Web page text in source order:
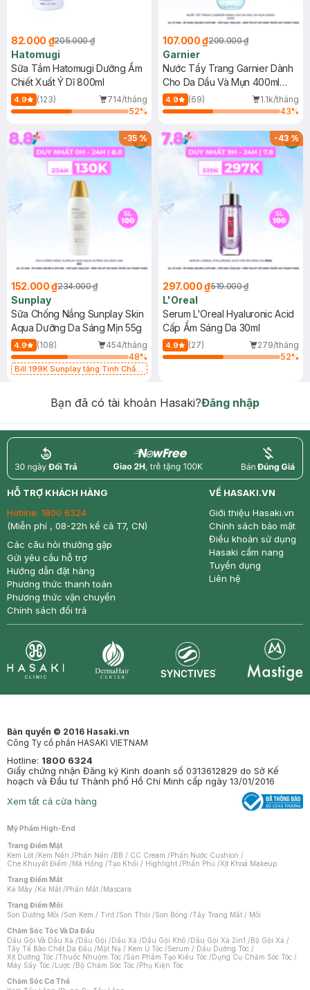
82.000 ₫205.000 ₫
Hatomugi
Sữa Tắm Hatomugi Dưỡng Ẩm
Chiết Xuất Ý Dĩ 800ml
4.9 (123)
714/tháng
52%
107.000 ₫209.000 ₫
Garnier
Nước Tẩy Trang Garnier Dành
Cho Da Dầu Và Mụn 400ml
(Mới)
4.9 (69)
1.1k/tháng
43%
-35%
152.000 ₫234.000 ₫
Sunplay
Sữa Chống Nắng Sunplay Skin
Aqua Dưỡng Da Sáng Mịn 55g
4.9 (108)
454/tháng
48%
Bill 199K Sunplay tặng Tinh Chất
-43%
297.000 ₫519.000 ₫
L'Oreal
Serum L'Oreal Hyaluronic Acid
Cấp Ẩm Sáng Da 30ml
4.9 (27)
279/tháng
52%
Bạn đã có tài khoản Hasaki?Đăng nhập
return nowfree price
HỖ TRỢ KHÁCH HÀNG
Hotline: 1800 6324
(Miễn phí , 08-22h kể cả T7, CN)
Các câu hỏi thường gặp
Gửi yêu cầu hỗ trợ
Hướng dẫn đặt hàng
Phương thức thanh toán
Phương thức vận chuyển
Chính sách đổi trả
VỀ HASAKI.VN
Giới thiệu Hasaki.vn
Chính sách bảo mật
Điều khoản sử dụng
Hasaki cẩm nang
Tuyển dụng
Liên hệ
Bản quyền © 2016 Hasaki.vn
Công Ty cổ phần HASAKI VIETNAM
Hotline: 1800 6324
Giấy chứng nhận Đăng ký Kinh doanh số 0313612829 do Sở Kế
hoạch và Đầu tư Thành phố Hồ Chí Minh cấp ngày 13/01/2016
Xem tất cả cửa hàng
Mỹ Phẩm High-End
Trang Điểm Mặt
Kem Lót /Kem Nền /Phấn Nền /BB / CC Cream /Phấn Nước Cushion /
Che Khuyết Điểm /Má Hồng /Tạo Khối / Highlight /Phấn Phủ /Xịt Khoá Makeup
Trang Điểm Mắt
Kẻ Mày /Kẻ Mắt /Phấn Mắt /Mascara
Trang Điểm Môi
Son Dưỡng Môi /Son Kem / Tint /Son Thỏi /Son Bóng /Tẩy Trang Mắt / Môi
Chăm Sóc Tóc Và Da Đầu
Dầu Gội Và Dầu Xả /Dầu Gội /Dầu Xả /Dầu Gội Khô /Dầu Gội Xả 2in1 /Bộ Gội Xả /
Tẩy Tế Bào Chết Da Đầu /Mặt Nạ / Kem Ủ Tóc /Serum / Dầu Dưỡng Tóc /
Xịt Dưỡng Tóc /Thuốc Nhuộm Tóc /Sản Phẩm Tạo Kiểu Tóc /Dụng Cụ Chăm Sóc Tóc /
Máy Sấy Tóc /Lược /Bộ Chăm Sóc Tóc /Phụ Kiện Tóc
Chăm Sóc Cơ Thể